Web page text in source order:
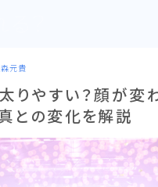
元貴
りやすい？顔が変
との変化を解説